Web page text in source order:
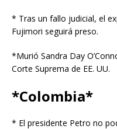
* Tras un fallo judicial, el
Fujimori seguirá preso.
*Murió Sandra Day
Corte Suprema de EE. UU.
*Colombia*
* El presidente Petro no